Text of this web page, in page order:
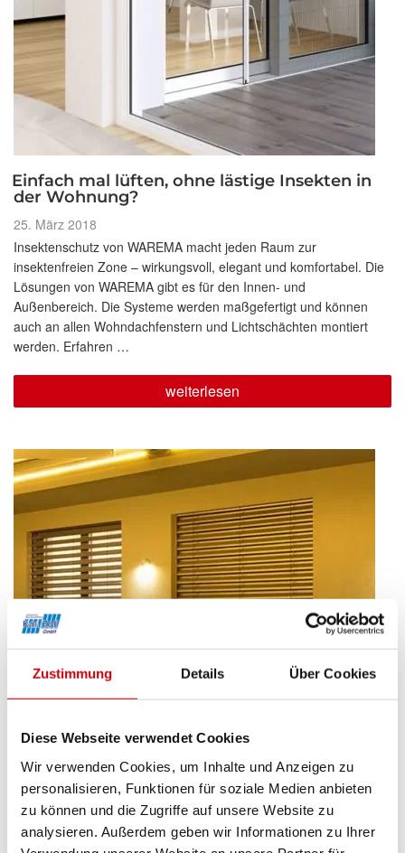
Zustimmung Details Über Cookies
Diese Webseite verwendet Cookies
Wir verwenden Cookies, um Inhalte und Anzeigen zu
personalisieren, Funktionen für soziale Medien anbieten
zu können und die Zugriffe auf unsere Website zu
analysieren. Außerdem geben wir Informationen zu Ihrer
Einfach mal lüften, ohne lästige Insekten in
der Wohnung?
Veröffentlicht
am
25. März 2018
Insektenschutz von WAREMA macht jeden Raum zur
insektenfreien Zone – wirkungsvoll, elegant und komfortabel. Die
Lösungen von WAREMA gibt es für den Innen- und
Außenbereich. Die Systeme werden maßgefertigt und können
auch an allen Wohndachfenstern und Lichtschächten montiert
werden. Erfahren …
„Einfach
mal
lästige
Insekten
der
Wohnung?“
weiterlesen
Genießen Sie lange Sommerabende in